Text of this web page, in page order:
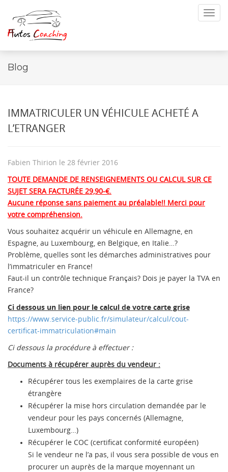
Blog
IMMATRICULER UN VÉHICULE ACHETÉ A
L’ETRANGER
Fabien Thirion le 28 février 2016
TOUTE DEMANDE DE RENSEIGNEMENTS OU CALCUL SUR CE
SUJET SERA FACTURÉE 29,90-€.
Aucune réponse sans paiement au préalable!! Merci pour
votre compréhension.
Vous souhaitez acquérir un véhicule en Allemagne, en
Espagne, au Luxembourg, en Belgique, en Italie…?
Problème, quelles sont les démarches administratives pour
l’immatriculer en France!
Faut-il un contrôle technique Français? Dois je payer la TVA en
France?
Ci dessous un lien pour le calcul de votre carte grise
https://www.service-public.fr/simulateur/calcul/cout-
certificat-immatriculation#main
Ci dessous la procédure à effectuer :
Documents à récupérer auprès du vendeur :
Récupérer tous les exemplaires de la carte grise
étrangère
Récupérer la mise hors circulation demandée par le
vendeur pour les pays concernés (Allemagne,
Luxembourg…)
Récupérer le COC (certificat conformité européen)
Si le vendeur ne l’a pas, il vous sera possible de vous en
procurer un auprès de la marque moyennant un